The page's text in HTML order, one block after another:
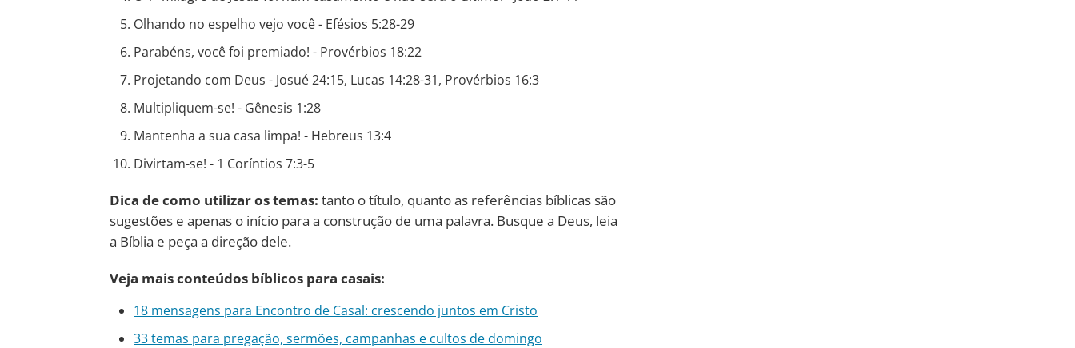
Olhando no espelho vejo você - Efésios 5:28-29
Parabéns, você foi premiado! - Provérbios 18:22
Projetando com Deus - Josué 24:15, Lucas 14:28-31, Provérbios 16:3
Multipliquem-se! - Gênesis 1:28
Mantenha a sua casa limpa! - Hebreus 13:4
Divirtam-se! - 1 Coríntios 7:3-5
Dica de como utilizar os temas: tanto o título, quanto as referências bíblicas são
sugestões e apenas o início para a construção de uma palavra. Busque a Deus, leia
a Bíblia e peça a direção dele.
Veja mais conteúdos bíblicos para casais:
18 mensagens para Encontro de Casal: crescendo juntos em Cristo
33 temas para pregação, sermões, campanhas e cultos de domingo